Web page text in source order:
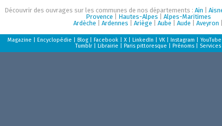
Découvrir des ouvrages sur les communes de nos départements :Ain |
Provence
Hautes-Alpes
Alpes-Maritimes
Ardèche |Ardennes |Ariège |Aube |Aude |Aveyron
Magazine |Encyclopédie |Blog |Facebook |X |LinkedIn |VK |Instagram |YouTube
Tumblr |Librairie |Paris pittoresque |Prénoms Services